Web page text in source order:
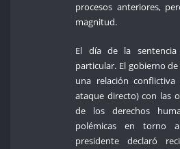
procesos anteriores,
magnitud.
El día de la
particular. El gobierno
una relación
ataque directo) con las
de los derechos
polémicas en torno
presidente declaró